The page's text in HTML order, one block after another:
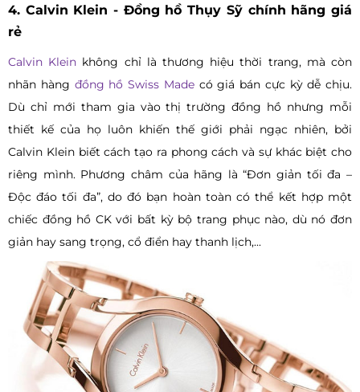
4. Calvin Klein - Đồng hồ Thụy Sỹ chính hãng giá
rẻ
Calvin Klein không chỉ là thương hiệu thời trang, mà còn
nhãn hàng đồng hồ Swiss Madecó giá bán cực kỳ dễ chịu.
Dù chỉ mới tham gia vào thị trường đồng hồ nhưng mỗi
thiết kế của họ luôn khiến thế giới phải ngạc nhiên, bởi
Calvin Klein biết cách tạo ra phong cách và sự khác biệt cho
riêng mình. Phương châm của hãng là “Đơn giản tối đa –
Độc đáo tối đa”, do đó bạn hoàn toàn có thể kết hợp một
chiếc đồng hồ CK với bất kỳ bộ trang phục nào, dù nó đơn
giản hay sang trọng, cổ điển hay thanh lịch,...